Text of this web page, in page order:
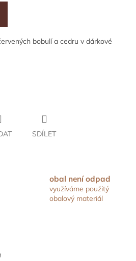
bobulí a cedru v dárkové
SDÍLET
obal není odpad
využíváme použitý
obalový materiál